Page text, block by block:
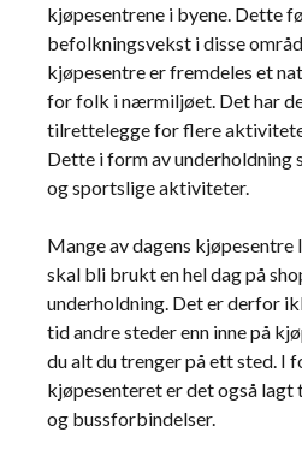
kjøpesentrene i byene. Dette
befolkningsvekst i disse
kjøpesentre er fremdeles et
for folk i nærmiljøet. Det har
tilrettelegge for flere
Dette i form av underholdning
og sportslige aktiviteter.
Mange av dagens
skal bli brukt en hel dag på
underholdning. Det er derfor
tid andre steder enn inne på
du alt du trenger på ett sted. I
kjøpesenteret er det også
og bussforbindelser.